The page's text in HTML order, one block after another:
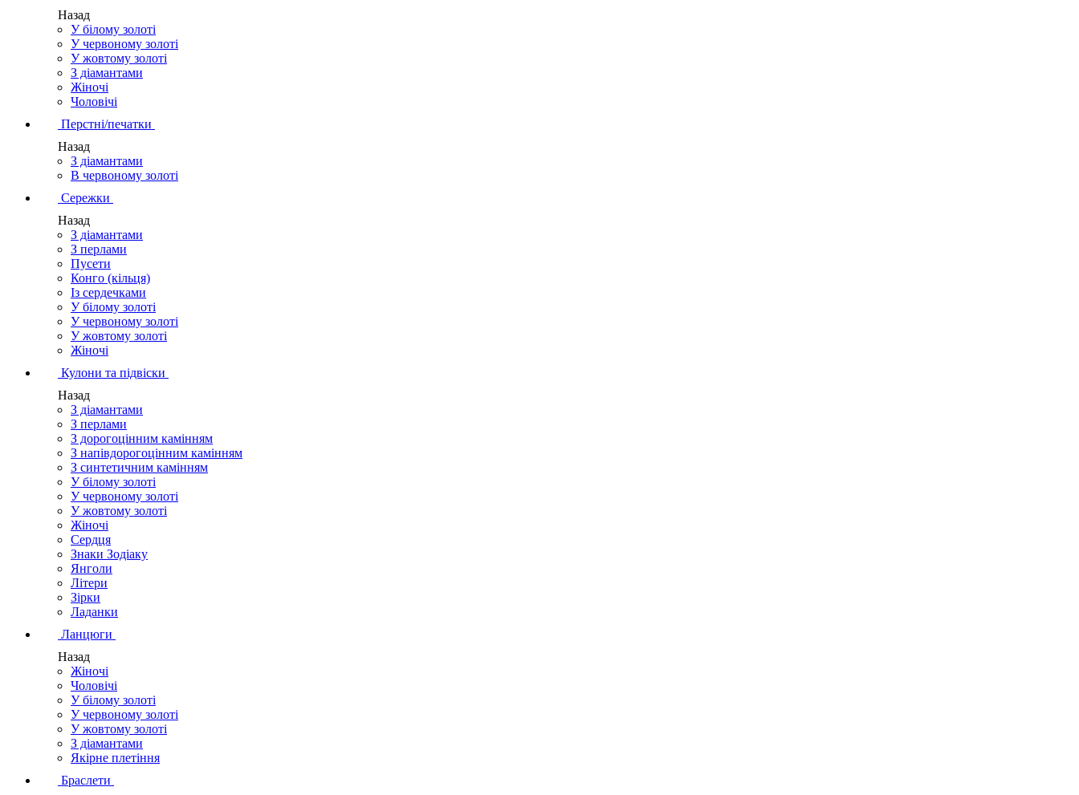
Назад
У білому золоті
У червоному золоті
У жовтому золоті
З діамантами
Жіночі
Чоловічі
Перстні/печатки
Назад
З діамантами
В червоному золоті
Сережки
Назад
З діамантами
З перлами
Пусети
Конго (кільця)
Із сердечками
У білому золоті
У червоному золоті
У жовтому золоті
Жіночі
Кулони та підвіски
Назад
З діамантами
З перлами
З дорогоцінним камінням
З напівдорогоцінним камінням
З синтетичним камінням
У білому золоті
У червоному золоті
У жовтому золоті
Жіночі
Сердця
Знаки Зодіаку
Янголи
Літери
Зірки
Ладанки
Ланцюги
Назад
Жіночі
Чоловічі
У білому золоті
У червоному золоті
У жовтому золоті
З діамантами
Якірне плетіння
Браслети